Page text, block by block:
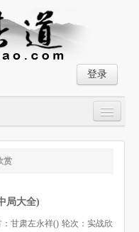
登录
赏
局大全)
：甘肃左永祥() 轮次：实战欣